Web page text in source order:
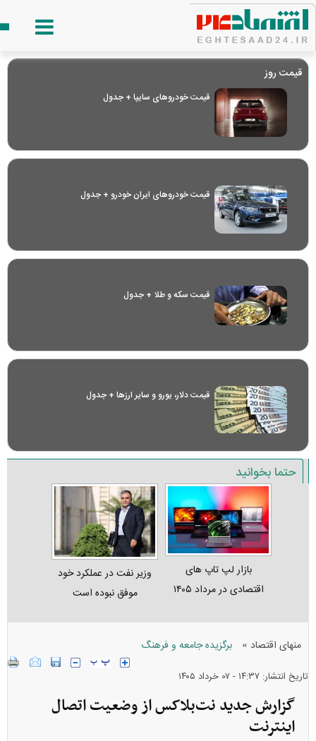
قیمت روز
قیمت خودرو‌های سایپا + جدول
قیمت خودرو‌های ایران خودرو + جدول
قیمت سکه و طلا + جدول
قیمت دلار، یورو و سایر ارز‌ها + جدول
حتما بخوانید
بازار لپ‌ تاپ‌ های
اقتصادی در مرداد ۱۴۰۵
وزیر نفت در عملکرد خود
موفق نبوده است
منهای اقتصاد » برگزیده جامعه و فرهنگ
تاریخ انتشار: ۱۴:۳۷ - ۰۷ خرداد ۱۴۰۵
گزارش جدید نت‌بلاکس از وضعیت اتصال
اینترنت